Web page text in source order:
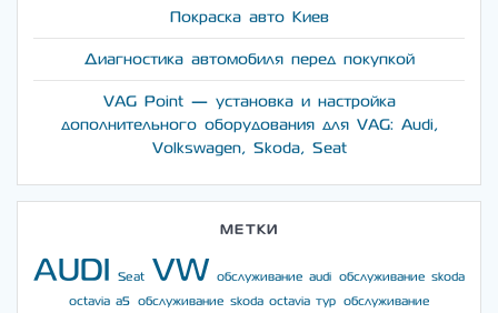
Покраска авто Киев
Диагностика автомобиля перед покупкой
VAG Point — установка и настройка
дополнительного оборудования для VAG: Audi,
Volkswagen, Skoda, Seat
МЕТКИ
AUDI Seat VW обслуживание audi
обслуживание skoda
octavia a5
обслуживание skoda octavia тур
обслуживание